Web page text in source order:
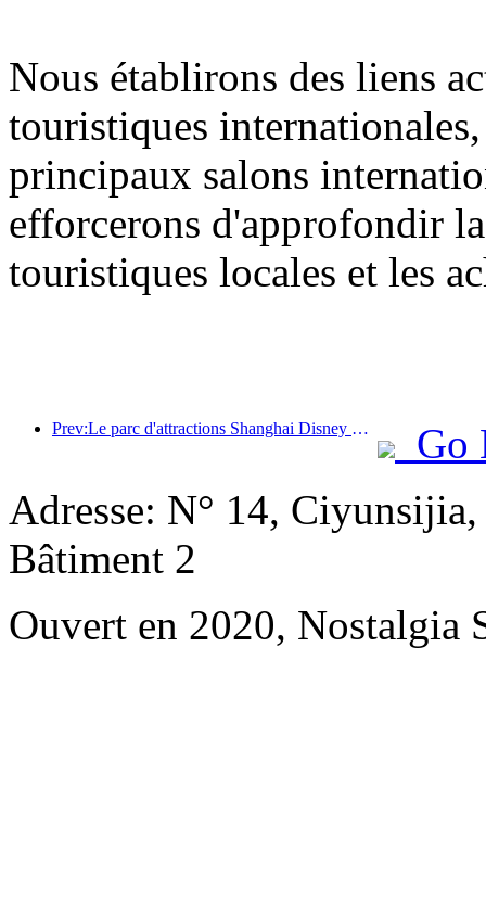
Nous établirons des liens
touristiques
principaux salons
efforcerons d'approfondir
touristiques locales et les
Prev:Le parc d'attractions Shanghai Disney Resort célèbre son 10e anniversaire et a accueilli à ce jour plus de 100 millions de visiteurs.
Go
Adresse: N° 14,
Bâtiment 2
Ouvert en 2020, Nostalgia